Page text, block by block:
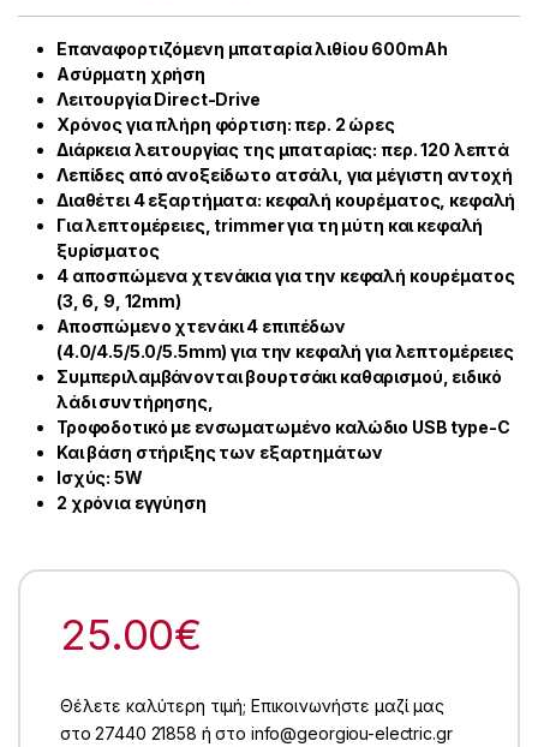
Επαναφορτιζόμενη μπαταρία λιθίου 600mAh
Ασύρματη χρήση
Λειτουργία Direct-Drive
Χρόνος για πλήρη φόρτιση: περ. 2 ώρες
Διάρκεια λειτουργίας της μπαταρίας: περ. 120 λεπτά
Λεπίδες από ανοξείδωτο ατσάλι, για μέγιστη αντοχή
Διαθέτει 4 εξαρτήματα: κεφαλή κουρέματος, κεφαλή
Για λεπτομέρειες, trimmer για τη μύτη και κεφαλή
ξυρίσματος
4 αποσπώμενα χτενάκια για την κεφαλή κουρέματος
(3, 6, 9, 12mm)
Αποσπώμενο χτενάκι 4 επιπέδων
(4.0/4.5/5.0/5.5mm) για την κεφαλή για λεπτομέρειες
Συμπεριλαμβάνονται βουρτσάκι καθαρισμού, ειδικό
λάδι συντήρησης,
Τροφοδοτικό με ενσωματωμένο καλώδιο USB type-C
Και βάση στήριξης των εξαρτημάτων
Ισχύς: 5W
2 χρόνια εγγύηση
25.00€
Θέλετε καλύτερη τιμή; Επικοινωνήστε μαζί μας
στο 27440 21858 ή στο info@georgiou-electric.gr